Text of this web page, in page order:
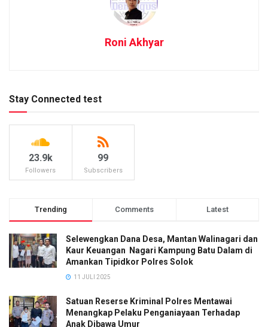
Roni Akhyar
Stay Connected test
23.9k
Followers
99
Subscribers
Trending Comments Latest
Selewengkan Dana Desa, Mantan Walinagari dan
Kaur Keuangan Nagari Kampung Batu Dalam di
Amankan Tipidkor Polres Solok
11 JULI 2025
Satuan Reserse Kriminal Polres Mentawai
Menangkap Pelaku Penganiayaan Terhadap
Anak Dibawa Umur